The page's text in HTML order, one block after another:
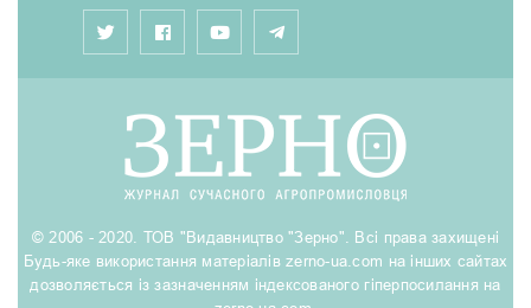
© 2006 - 2020. ТОВ "Видавництво "Зерно". Всі права захищені
Будь-яке використання матеріалів zerno-ua.com на інших сайтах
дозволяється із зазначенням індексованого гіперпосилання на